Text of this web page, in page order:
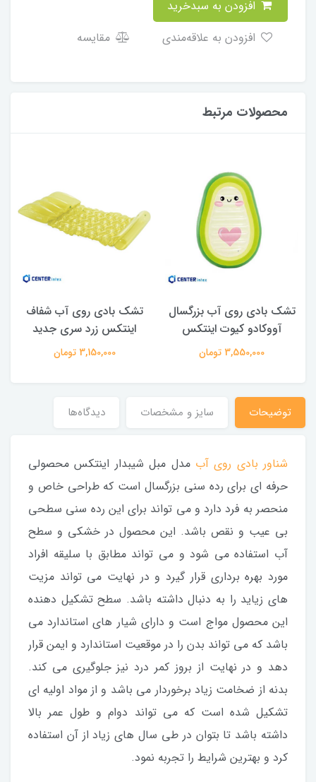
مقایسه
محصولات مرتبط
تشک بادی روی آب بزرگسال
آووکادو کیوت اینتکس
3,550,000 تومان
تشک بادی روی آب شفاف
اینتکس زرد سری جدید
3,150,000 تومان
توضیحات سایز و مشخصات دیدگاه‌ها
شناور بادی روی آب مدل مبل شیبدار اینتکس محصولی
حرفه ای برای رده سنی بزرگسال است که طراحی خاص و
منحصر به فرد دارد و می تواند برای این رده سنی سطحی
بی عیب و نقص باشد. این محصول در خشکی و سطح
آب استفاده می شود و می تواند مطابق با سلیقه افراد
مورد بهره برداری قرار گیرد و در نهایت می تواند مزیت
های زیاید را به دنبال داشته باشد. سطح تشکیل دهنده
این محصول مواج است و دارای شیار های استاندارد می
باشد که می تواند بدن را در موقعیت استاندارد و ایمن قرار
دهد و در نهایت از بروز کمر درد نیز جلوگیری می کند.
بدنه از ضخامت زیاد برخوردار می باشد و از مواد اولیه ای
تشکیل شده است که می تواند دوام و طول عمر بالا
داشته باشد تا بتوان در طی سال های زیاد از آن استفاده
کرد و بهترین شرایط را تجربه نمود.